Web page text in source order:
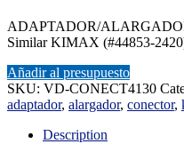
ADAPTADOR/
Similar KIMAX (#44853-
Añadir al presupuesto
SKU: VD-CONECT4130
adaptador, alargador, conector,
Description